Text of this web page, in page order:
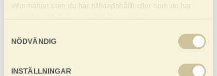
information som du har tillhandahållit eller som de har
samlat in när du har använt deras tjänster.
NÖDVÄNDIG
INSTÄLLNINGAR
DINA VAL
Högliden garage 25-30 kvm (1 st)
84 700 kr
84 700 KR